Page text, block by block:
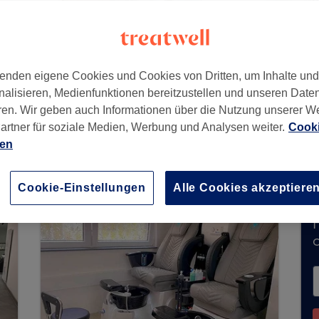
keine Buchungen über Treatwell
in Ihrer Nähe zu finden.
eigene Cookies und Cookies von Dritten, um Inhalte
Medienfunktionen bereitzustellen und unseren
Wir geben auch Informationen über die Nutzung unserer
für soziale Medien, Werbung und Analysen weiter.
Cookie-Einstellungen Alle Cookies